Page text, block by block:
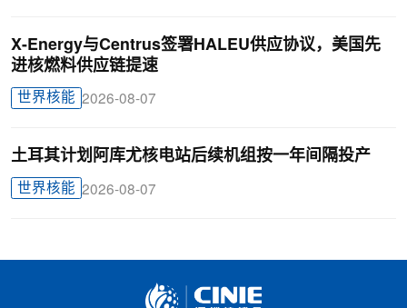
X-Energy与Centrus签署HALEU供应协议，美国先
进核燃料供应链提速
世界核能 2026-08-07
土耳其计划阿库尤核电站后续机组按一年间隔投产
世界核能 2026-08-07